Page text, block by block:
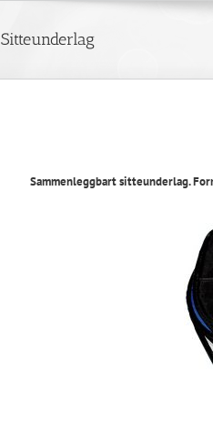
Sitteunderlag
Sammenleggbart sitteunderlag.